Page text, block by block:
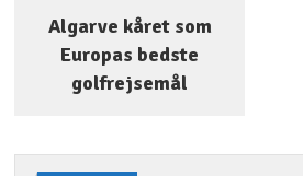
Algarve kåret som
Europas bedste
golfrejsemål